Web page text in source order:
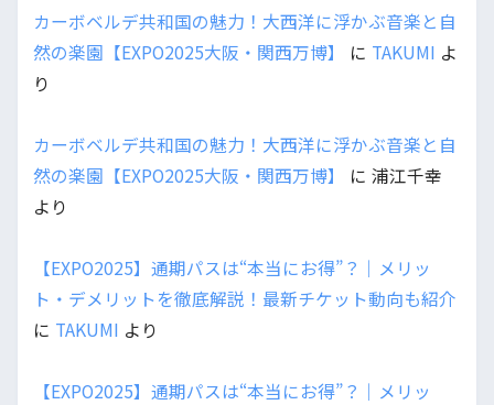
カーボベルデ共和国の魅力！大西洋に浮かぶ音楽と自
然の楽園【EXPO2025大阪・関西万博】
に TAKUMI よ
り
カーボベルデ共和国の魅力！大西洋に浮かぶ音楽と自
然の楽園【EXPO2025大阪・関西万博】
に 浦江千幸
より
【EXPO2025】通期パスは“本当にお得”？｜メリッ
ト・デメリットを徹底解説！最新チケット動向も紹介
に TAKUMI より
【EXPO2025】通期パスは“本当にお得”？｜メリッ